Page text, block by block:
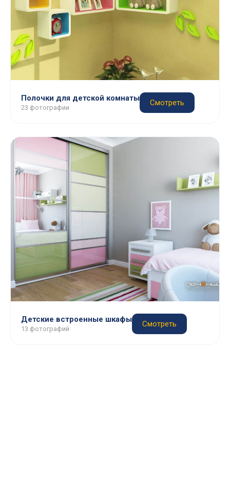
Полочки для детской комнаты
23 фотографии
Смотреть
Детские встроенные шкафы
13 фотографий
Смотреть